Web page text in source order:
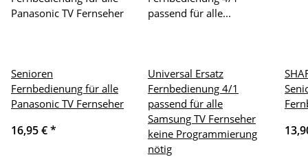
Senioren
Fernbedienung für alle
Panasonic TV Fernseher
16,95 €*
Universal Ersatz
Fernbedienung 4/1
passend für alle
Samsung TV Fernseher
keine Programmierung
nötig